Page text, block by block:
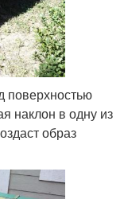
поверхностью
наклон в одну из
образ